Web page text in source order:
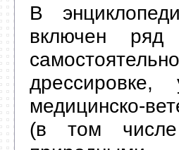
В
включен ряд
медицинско-
(в том